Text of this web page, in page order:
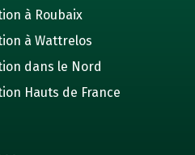
à Roubaix
à Wattrelos
dans le Nord
Hauts de France